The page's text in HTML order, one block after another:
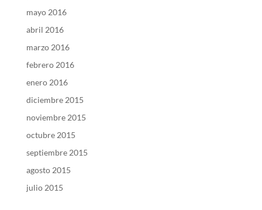
mayo 2016
abril 2016
marzo 2016
febrero 2016
enero 2016
diciembre 2015
noviembre 2015
octubre 2015
septiembre 2015
agosto 2015
julio 2015